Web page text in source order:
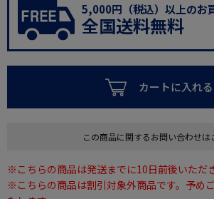
5,000円（税込）以上のお
全国送料無料
カートに入れる
この商品に関するお問い合わせは
※こちらの商品は発送までに10日前後いただき
※こちらの商品は割引対象外商品です。予め